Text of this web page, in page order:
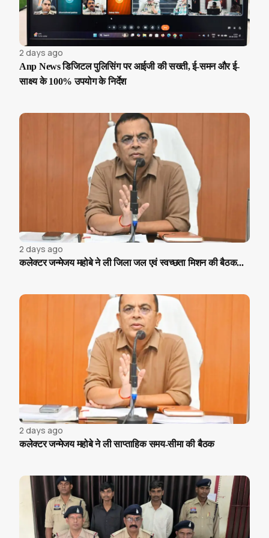
2 days ago
Anp News डिजिटल पुलिसिंग पर आईजी की सख्ती, ई-समन और ई-
साक्ष्य के 100% उपयोग के निर्देश
2 days ago
कलेक्टर जन्मेजय महोबे ने ली जिला जल एवं स्वच्छता मिशन की बैठक...
2 days ago
कलेक्टर जन्मेजय महोबे ने ली साप्ताहिक समय-सीमा की बैठक